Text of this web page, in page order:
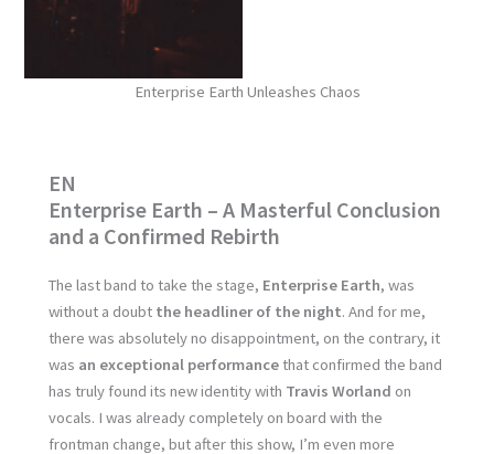
Enterprise Earth Unleashes Chaos
EN
Enterprise Earth – A Masterful Conclusion
and a Confirmed Rebirth
The last band to take the stage, Enterprise Earth, was
without a doubt the headliner of the night. And for me,
there was absolutely no disappointment, on the contrary, it
was an exceptional performancethat confirmed the band
has truly found its new identity with Travis Worland on
vocals. I was already completely on board with the
frontman change, but after this show, I’m even more